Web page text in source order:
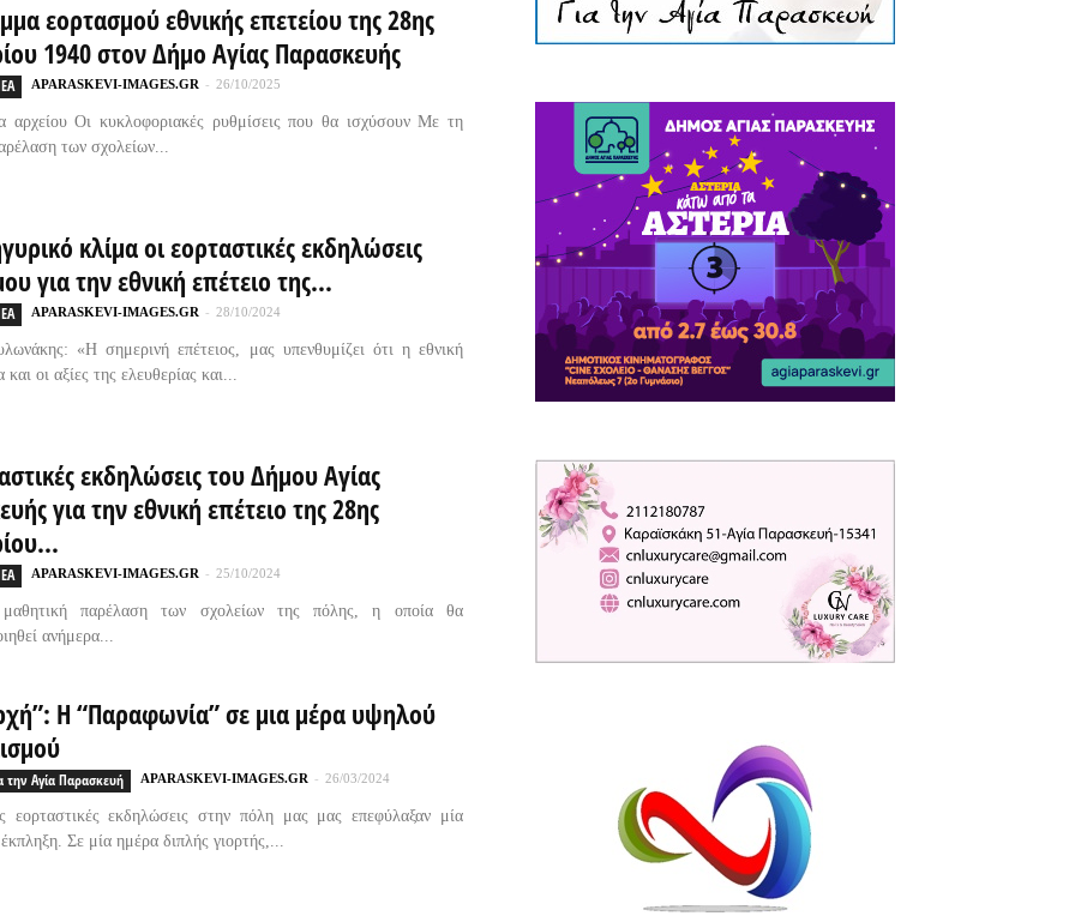
εορτασμού εθνικής επετείου της 28ης
1940 στον Δήμο Αγίας Παρασκευής
APARASKEVI-IMAGES.GR - 26/10/2025
αρχείου Οι κυκλοφοριακές ρυθμίσεις που θα ισχύσουν Με τη
των σχολείων...
κλίμα οι εορταστικές εκδηλώσεις
για την εθνική επέτειο της...
APARASKEVI-IMAGES.GR - 28/10/2024
«Η σημερινή επέτειος, μας υπενθυμίζει ότι η εθνική
και οι αξίες της ελευθερίας και...
εκδηλώσεις του Δήμου Αγίας
για την εθνική επέτειο της 28ης
APARASKEVI-IMAGES.GR - 25/10/2024
παρέλαση των σχολείων της πόλης, η οποία θα
ανήμερα...
Η “Παραφωνία” σε μια μέρα υψηλού
την Αγία Παρασκευή APARASKEVI-IMAGES.GR - 26/03/2024
εορταστικές εκδηλώσεις στην πόλη μας μας επεφύλαξαν μία
Σε μία ημέρα διπλής γιορτής,...